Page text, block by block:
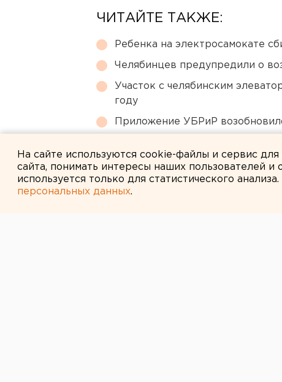
ЧИТАЙТЕ ТАКЖЕ:
Ребенка на электросамокате
Челябинцев предупредили о
Участок с челябинским
году
Приложение УБРиР
На сайте используются cookie-файлы и сервис
сайта, понимать интересы наших пользователей
используется только для статистического
персональных данных.